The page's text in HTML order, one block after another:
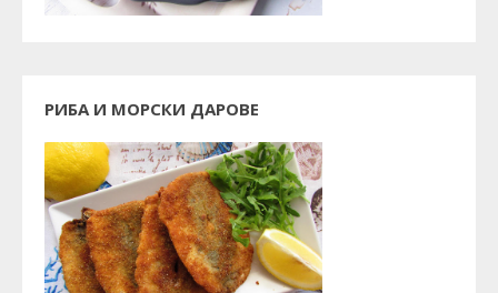
РИБА И МОРСКИ ДАРОВЕ